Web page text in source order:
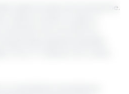
dall’eccesso di produzione.
delle scrofe è in atto e
sembra che nel 2024 la
esportare grandi quantità
il loro 1° cliente non molto
consoliderà la tendenza